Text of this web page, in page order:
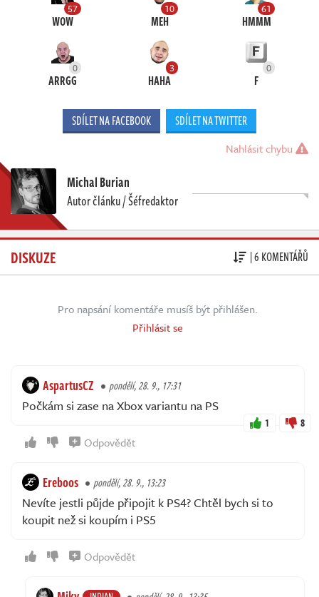
57
WOW
10
MEH
61
HMMM
0
ARRGG
3
HAHA
0
F
SDÍLET NA FACEBOOK SDÍLET NA TWITTER
Nahlásit chybu
Michal Burian
Autor článku / Šéfredaktor
DISKUZE | 6 KOMENTÁŘŮ
Pro napsání komentáře musíš být přihlášen.
Přihlásit se
AspartusCZ pondělí, 28. 9., 17:31
Počkám si zase na Xbox variantu na PS
1 8
Odpovědět
Ereboos pondělí, 28. 9., 13:23
Nevíte jestli půjde připojit k PS4? Chtěl bych si to
koupit než si koupím i PS5
Odpovědět